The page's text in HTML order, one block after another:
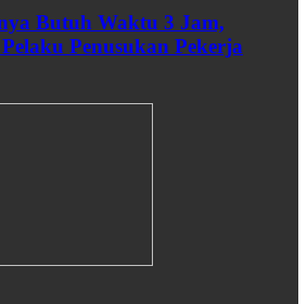
Butuh Waktu 3 Jam,
Penusukan Pekerja